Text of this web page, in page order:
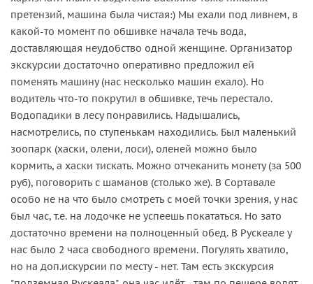
претензий, машина была чистая:) Мы ехали под ливнем, в
какой-то момент по обшивке начала течь вода,
доставляющая неудобство одной женщине. Организатор
экскурсии достаточно оперативно предложил ей
поменять машину (нас несколько машин ехало). Но
водитель что-то покрутил в обшивке, течь перестало.
Водопадики в лесу понравились. Надышались,
насмотрелись, по ступенькам находились. Был маленький
зоопарк (хаски, олени, лоси), оленей можно было
кормить, а хаски тискать. Можно отчеканить монету (за 500
руб), поговорить с шаманов (столько же). В Сортавале
особо не на что было смотреть с моей точки зрения, у нас
был час, т.е. на лодочке не успеешь покататься. Но зато
достаточно времени на полноценный обед. В Рускеале у
нас было 2 часа свободного времени. Погулять хватило,
но на доп.искурсии по месту - нет. Там есть экскурсия